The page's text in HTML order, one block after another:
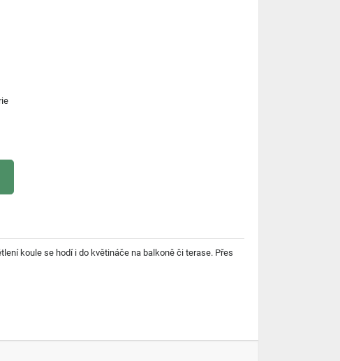
koule se hodí i do květináče na balkoně či terase. Přes